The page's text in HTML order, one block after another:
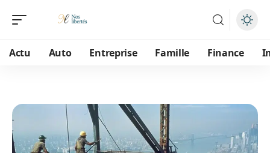
Actu Auto Entreprise Famille Finance